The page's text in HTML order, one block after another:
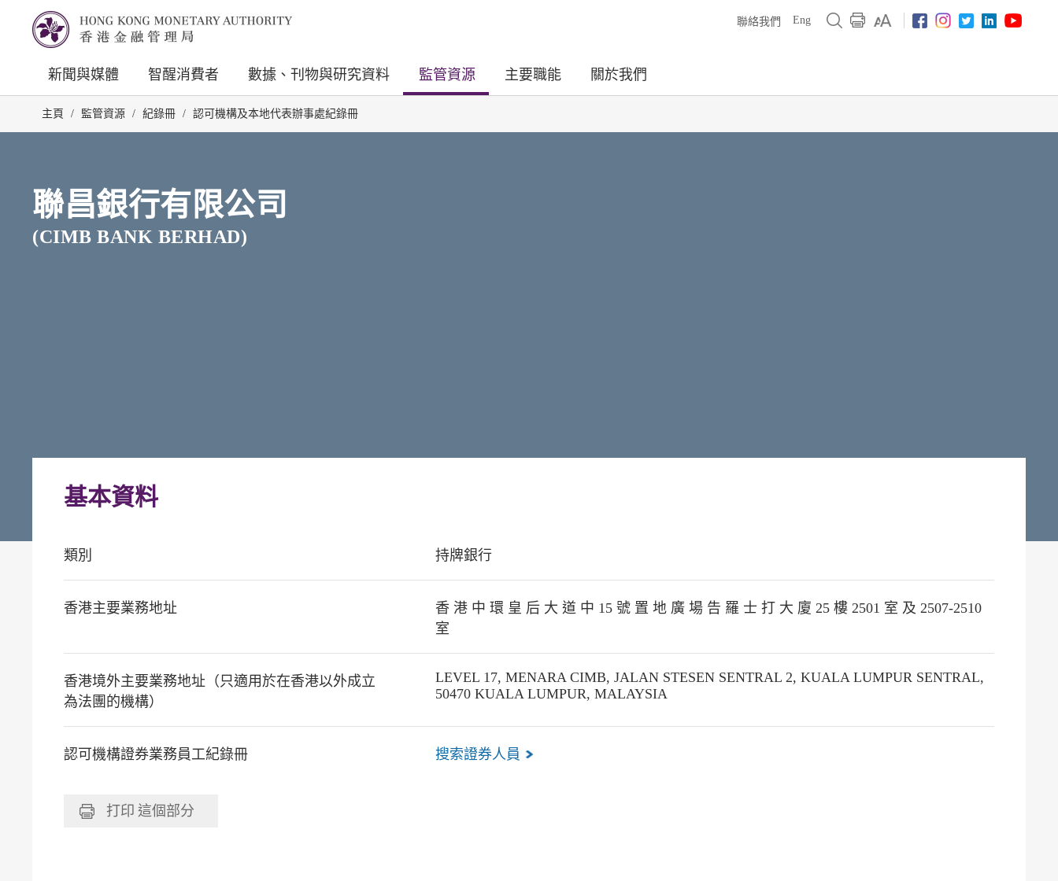
聯絡我們 Eng
新聞與媒體 智醒消費者 數據、刊物與研究資料 監管資源 主要職能 關於我們
主頁 / 監管資源 / 紀錄冊 / 認可機構及本地代表辦事處紀錄冊
聯昌銀行有限公司
(CIMB BANK BERHAD)
基本資料
類別 持牌銀行
香港主要業務地址
香 港 中 環 皇 后 大 道 中 15 號 置 地 廣 場 告 羅 士 打 大 廈 25 樓 2501 室 及 2507-2510
室
香港境外主要業務地址（只適用於在香港以外成立
為法團的機構）
LEVEL 17, MENARA CIMB, JALAN STESEN SENTRAL 2, KUALA LUMPUR SENTRAL,
50470 KUALA LUMPUR, MALAYSIA
認可機構證券業務員工紀錄冊 搜索證券人員
打印 這個部分